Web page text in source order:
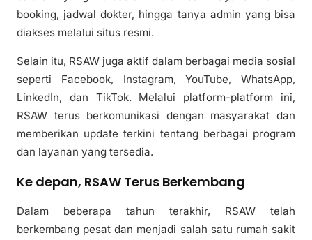
booking, jadwal dokter, hingga tanya admin yang bisa
diakses melalui situs resmi.
Selain itu, RSAW juga aktif dalam berbagai media sosial
seperti Facebook, Instagram, YouTube, WhatsApp,
LinkedIn, dan TikTok. Melalui platform-platform ini,
RSAW terus berkomunikasi dengan masyarakat dan
memberikan update terkini tentang berbagai program
dan layanan yang tersedia.
Ke depan, RSAW Terus Berkembang
Dalam beberapa tahun terakhir, RSAW telah
berkembang pesat dan menjadi salah satu rumah sakit